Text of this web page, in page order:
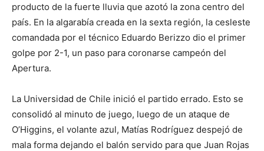
producto de la fuerte lluvia que azotó la zona centro del
país. En la algarabía creada en la sexta región, la cesleste
comandada por el técnico Eduardo Berizzo dio el primer
golpe por 2-1, un paso para coronarse campeón del
Apertura.
La Universidad de Chile inició el partido errado. Esto se
consolidó al minuto de juego, luego de un ataque de
O’Higgins, el volante azul, Matías Rodríguez despejó de
mala forma dejando el balón servido para que Juan Rojas